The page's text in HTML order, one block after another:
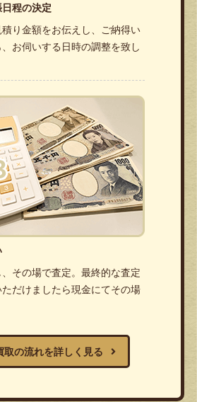
程の決定
り金額をお伝えし、ご納得い
お伺いする日時の調整を致し
その場で査定。最終的な査定
だけましたら現金にてその場
取の流れを詳しく見る